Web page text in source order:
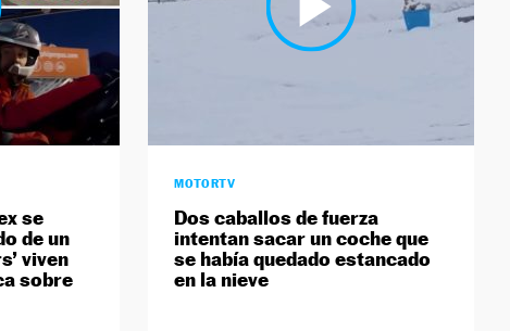
se
de un
viven
sobre
MOTORTV
Dos caballos de fuerza
intentan sacar un coche que
se había quedado estancado
en la nieve